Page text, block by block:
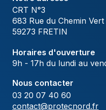
CRT N°3
683 Rue du Chemin Vert
59273 FRETIN
Horaires d'ouverture
9h - 17h du lundi au
Nous contacter
03 20 07 40 60
contact@protecnord.fr